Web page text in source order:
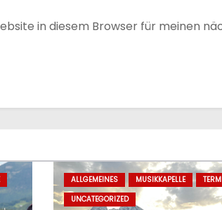
in diesem Browser für meinen
ALLGEMEINES MUSIKKAPELLE
UNCATEGORIZED